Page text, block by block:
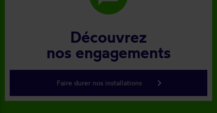
Découvrez
nos engagements
Faire durer nos installations keyboard_arrow_right